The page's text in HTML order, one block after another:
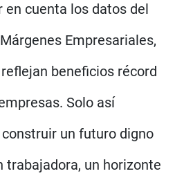
en cuenta los datos del
Empresariales,
beneficios récord
Solo así
un futuro digno
trabajadora, un horizonte